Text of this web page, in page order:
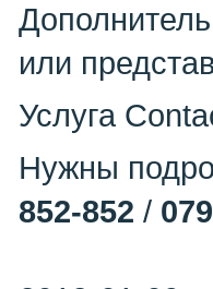
или
Услуга
Нужны
852-852 /